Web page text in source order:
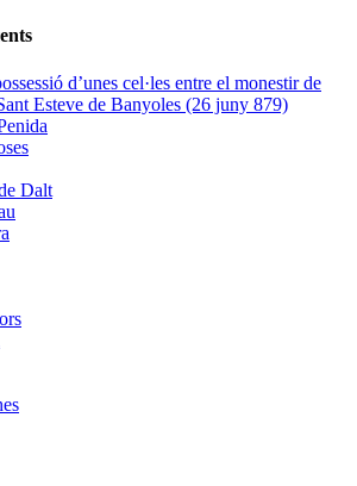
d’unes cel·les entre el monestir de
Esteve de Banyoles (26 juny 879)
Dalt